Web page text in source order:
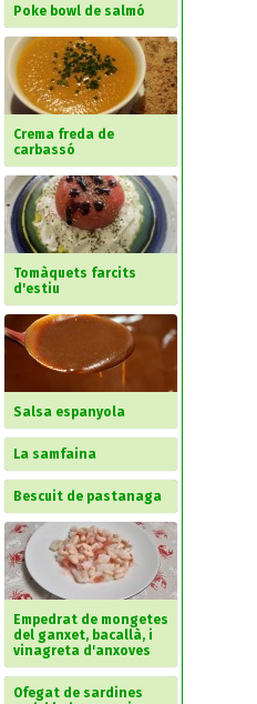
Poke bowl de salmó
Crema freda de
carbassó
Tomàquets farcits
d'estiu
Salsa espanyola
La samfaina
Bescuit de pastanaga
Empedrat de mongetes
del ganxet, bacallà, i
vinagreta d'anxoves
Ofegat de sardines